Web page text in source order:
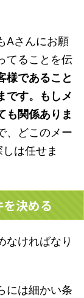
Aさんにお願
てることを伝
様であること
です。もしメ
も関係ありま
、どこのメー
は任せま
決める
なければなり
には細かい条